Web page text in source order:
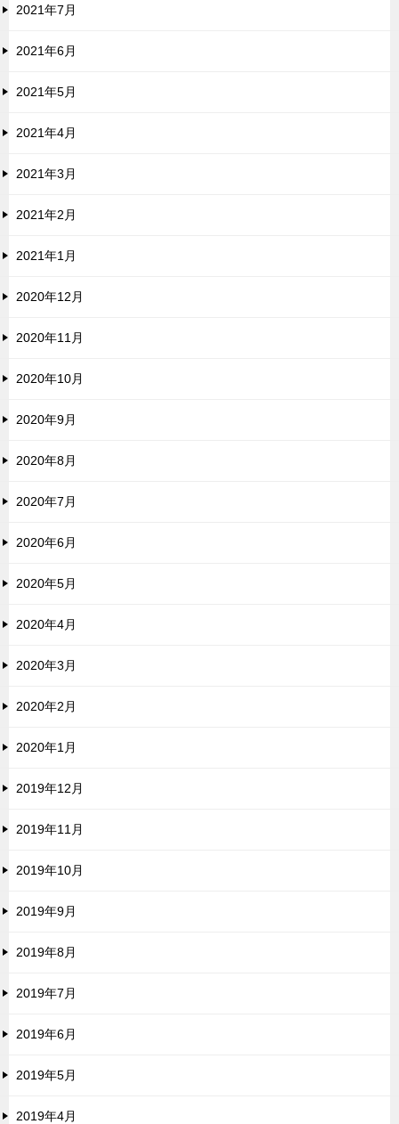
2021年7月
2021年6月
2021年5月
2021年4月
2021年3月
2021年2月
2021年1月
2020年12月
2020年11月
2020年10月
2020年9月
2020年8月
2020年7月
2020年6月
2020年5月
2020年4月
2020年3月
2020年2月
2020年1月
2019年12月
2019年11月
2019年10月
2019年9月
2019年8月
2019年7月
2019年6月
2019年5月
2019年4月